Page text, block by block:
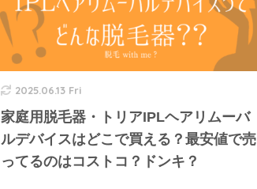
2025.06.13 Fri
家庭用脱毛器・トリアIPLヘアリムーバ
ルデバイスはどこで買える？最安値で売
ってるのはコストコ？ドンキ？